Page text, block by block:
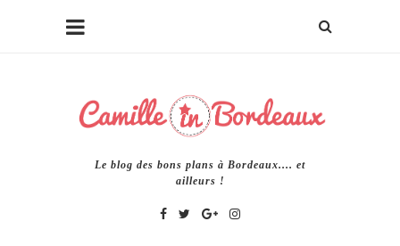
Le blog des bons plans à Bordeaux.... et
ailleurs !